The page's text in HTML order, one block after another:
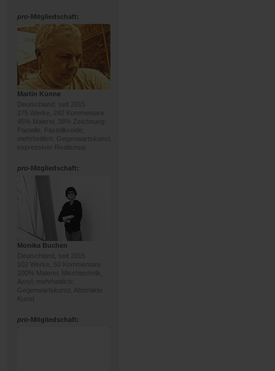
pro-Mitgliedschaft:
Martin Künne
Deutschland, seit 2015
275 Werke, 242 Kommentare
45% Malerei, 38% Zeichnung;
Pastelle, Pastellkreide;
mehrheitlich: Gegenwartskunst,
expressiver Realismus
pro-Mitgliedschaft:
Monika Buchen
Deutschland, seit 2015
102 Werke, 50 Kommentare
100% Malerei; Mischtechnik,
Acryl; mehrheitlich:
Gegenwartskunst, Abstrakte
Kunst
pro-Mitgliedschaft: